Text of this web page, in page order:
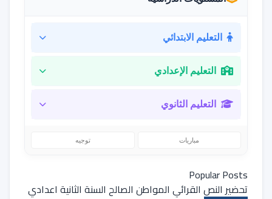
التعليم الابتدائي
التعليم الإعدادي
التعليم الثانوي
مباريات توجيه
Popular Posts
تحضير النص القرائي المواطن الصالح السنة الثانية اعدادي